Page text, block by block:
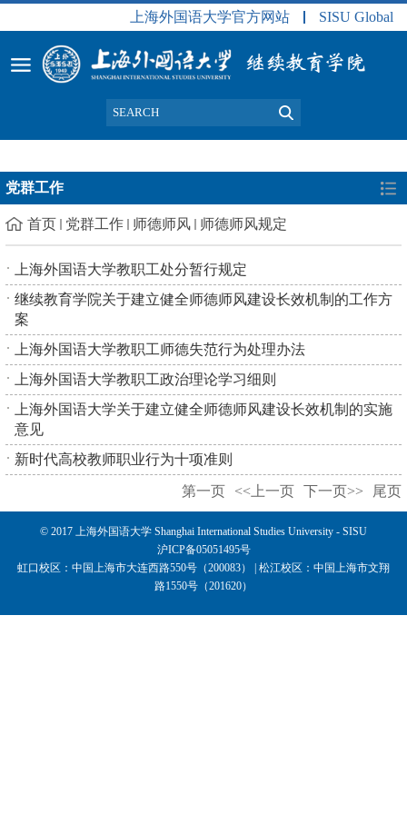
上海外国语大学官方网站 SISU Global
党群工作
首页 党群工作 师德师风 师德师风规定
上海外国语大学教职工处分暂行规定
继续教育学院关于建立健全师德师风建设长效机制的工作方
案
上海外国语大学教职工师德失范行为处理办法
上海外国语大学教职工政治理论学习细则
上海外国语大学关于建立健全师德师风建设长效机制的实施
意见
新时代高校教师职业行为十项准则
第一页 <<上一页 下一页>> 尾页
© 2017 上海外国语大学 Shanghai International Studies University - SISU
沪ICP备05051495号
虹口校区：中国上海市大连西路550号（200083） | 松江校区：中国上海市文翔
路1550号（201620）